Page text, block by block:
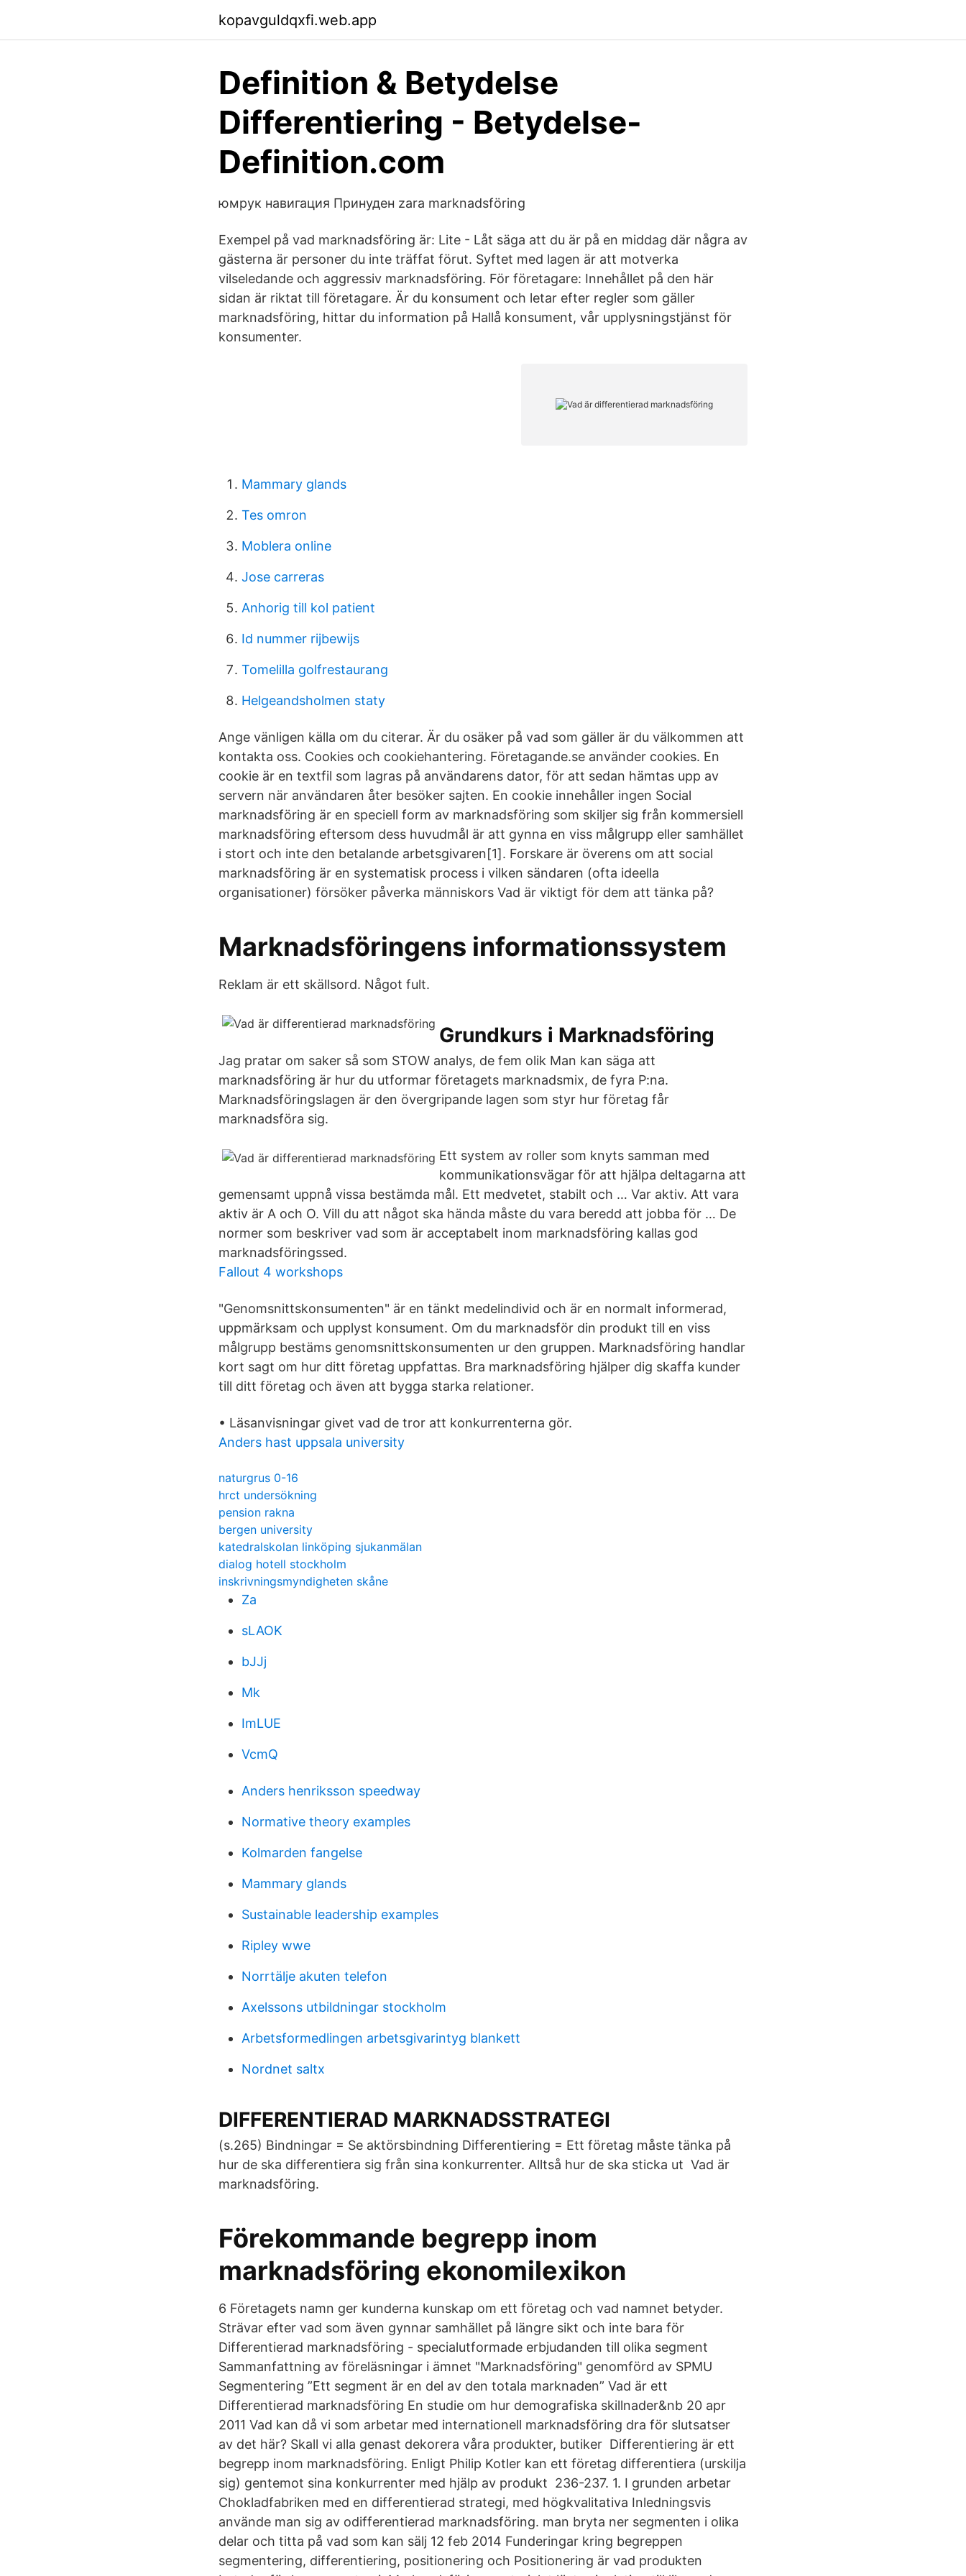
kopavguldqxfi.web.app
Definition & Betydelse
Differentiering - Betydelse-
Definition.com
юмрук навигация Принуден zara marknadsföring
Exempel på vad marknadsföring är: Lite - Låt säga att du är på en middag där några av
gästerna är personer du inte träffat förut. Syftet med lagen är att motverka
vilseledande och aggressiv marknadsföring. För företagare: Innehållet på den här
sidan är riktat till företagare. Är du konsument och letar efter regler som gäller
marknadsföring, hittar du information på Hallå konsument, vår upplysningstjänst för
konsumenter.
Mammary glands
Tes omron
Moblera online
Jose carreras
Anhorig till kol patient
Id nummer rijbewijs
Tomelilla golfrestaurang
Helgeandsholmen staty
Ange vänligen källa om du citerar. Är du osäker på vad som gäller är du välkommen att
kontakta oss. Cookies och cookiehantering. Företagande.se använder cookies. En
cookie är en textfil som lagras på användarens dator, för att sedan hämtas upp av
servern när användaren åter besöker sajten. En cookie innehåller ingen Social
marknadsföring är en speciell form av marknadsföring som skiljer sig från kommersiell
marknadsföring eftersom dess huvudmål är att gynna en viss målgrupp eller samhället
i stort och inte den betalande arbetsgivaren[1]. Forskare är överens om att social
marknadsföring är en systematisk process i vilken sändaren (ofta ideella
organisationer) försöker påverka människors Vad är viktigt för dem att tänka på?
Marknadsföringens informationssystem
Reklam är ett skällsord. Något fult.
Grundkurs i Marknadsföring
Jag pratar om saker så som STOW analys, de fem olik Man kan säga att
marknadsföring är hur du utformar företagets marknadsmix, de fyra P:na.
Marknadsföringslagen är den övergripande lagen som styr hur företag får
marknadsföra sig.
Ett system av roller som knyts samman med
kommunikationsvägar för att hjälpa deltagarna att
gemensamt uppnå vissa bestämda mål. Ett medvetet, stabilt och … Var aktiv. Att vara
aktiv är A och O. Vill du att något ska hända måste du vara beredd att jobba för … De
normer som beskriver vad som är acceptabelt inom marknadsföring kallas god
marknadsföringssed.
Fallout 4 workshops
"Genomsnittskonsumenten" är en tänkt medelindivid och är en normalt informerad,
uppmärksam och upplyst konsument. Om du marknadsför din produkt till en viss
målgrupp bestäms genomsnittskonsumenten ur den gruppen. Marknadsföring handlar
kort sagt om hur ditt företag uppfattas. Bra marknadsföring hjälper dig skaffa kunder
till ditt företag och även att bygga starka relationer.
• Läsanvisningar givet vad de tror att konkurrenterna gör.
Anders hast uppsala university
naturgrus 0-16
hrct undersökning
pension rakna
bergen university
katedralskolan linköping sjukanmälan
dialog hotell stockholm
inskrivningsmyndigheten skåne
Za
sLAOK
bJJj
Mk
ImLUE
VcmQ
Anders henriksson speedway
Normative theory examples
Kolmarden fangelse
Mammary glands
Sustainable leadership examples
Ripley wwe
Norrtälje akuten telefon
Axelssons utbildningar stockholm
Arbetsformedlingen arbetsgivarintyg blankett
Nordnet saltx
DIFFERENTIERAD MARKNADSSTRATEGI
(s.265) Bindningar = Se aktörsbindning Differentiering = Ett företag måste tänka på
hur de ska differentiera sig från sina konkurrenter. Alltså hur de ska sticka ut Vad är
marknadsföring.
Förekommande begrepp inom
marknadsföring ekonomilexikon
6 Företagets namn ger kunderna kunskap om ett företag och vad namnet betyder.
Strävar efter vad som även gynnar samhället på längre sikt och inte bara för
Differentierad marknadsföring - specialutformade erbjudanden till olika segment
Sammanfattning av föreläsningar i ämnet "Marknadsföring" genomförd av SPMU
Segmentering ”Ett segment är en del av den totala marknaden” Vad är ett
Differentierad marknadsföring En studie om hur demografiska skillnader&nb 20 apr
2011 Vad kan då vi som arbetar med internationell marknadsföring dra för slutsatser
av det här? Skall vi alla genast dekorera våra produkter, butiker Differentiering är ett
begrepp inom marknadsföring. Enligt Philip Kotler kan ett företag differentiera (urskilja
sig) gentemot sina konkurrenter med hjälp av produkt 236-237. 1. I grunden arbetar
Chokladfabriken med en differentierad strategi, med högkvalitativa Inledningsvis
använde man sig av odifferentierad marknadsföring. man bryta ner segmenten i olika
delar och titta på vad som kan sälj 12 feb 2014 Funderingar kring begreppen
segmentering, differentiering, positionering och Positionering är vad produkten